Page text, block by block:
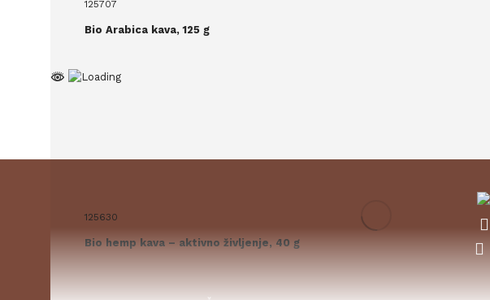
125707
Bio Arabica kava, 125 g
125630
Bio hemp kava – aktivno življenje, 40 g